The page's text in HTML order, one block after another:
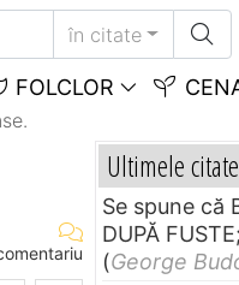
în citate
FOLCLOR
Ultimele citate
Se spune că
DUPĂ
(George